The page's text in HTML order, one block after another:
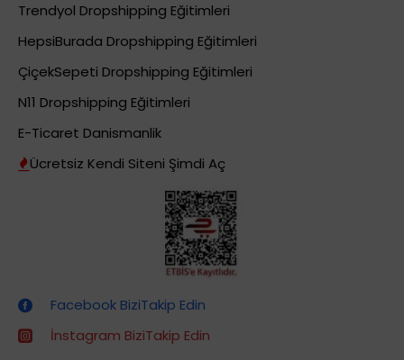
Trendyol Dropshipping Eğitimleri
HepsiBurada Dropshipping Eğitimleri
ÇiçekSepeti Dropshipping Eğitimleri
N11 Dropshipping Eğitimleri
E-Ticaret Danismanlik
Ücretsiz Kendi Siteni Şimdi Aç
Facebook BiziTakip Edin
İnstagram BiziTakip Edin